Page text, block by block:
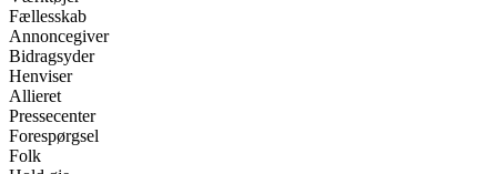
Fællesskab
Annoncegiver
Bidragsyder
Henviser
Allieret
Pressecenter
Forespørgsel
Folk